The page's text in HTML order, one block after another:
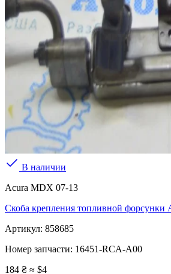
В наличии
Acura MDX 07-13
Скоба крепления топливной форсунки
Артикул: 858685
Номер запчасти: 16451-RCA-A00
184 ₴ ≈ $4